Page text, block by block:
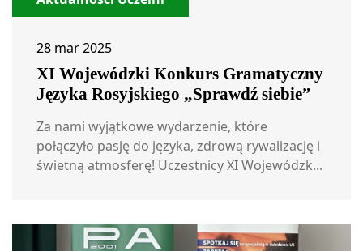
28 mar 2025
XI Wojewódzki Konkurs Gramatyczny
Języka Rosyjskiego „Sprawdź siebie”
Za nami wyjątkowe wydarzenie, które
połączyło pasję do języka, zdrową rywalizację i
świetną atmosferę! Uczestnicy XI Wojewódzk...